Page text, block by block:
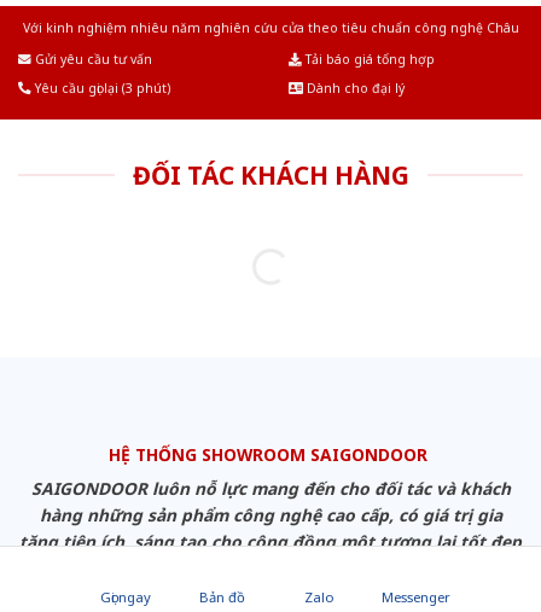
Với kinh nghiệm nhiêu năm nghiên cứu cửa theo tiêu chuẩn công nghệ Châu
Gửi yêu cầu tư vấn
Tải báo giá tổng hợp
Yêu cầu gọi lại (3 phút)
Dành cho đại lý
ĐỐI TÁC KHÁCH HÀNG
HỆ THỐNG SHOWROOM SAIGONDOOR
SAIGONDOOR luôn nỗ lực mang đến cho đối tác và khách
hàng những sản phẩm công nghệ cao cấp, có giá trị gia
tăng tiện ích, sáng tạo cho cộng đồng một tương lai tốt đẹp
Gọi ngay Bản đồ Zalo Messenger